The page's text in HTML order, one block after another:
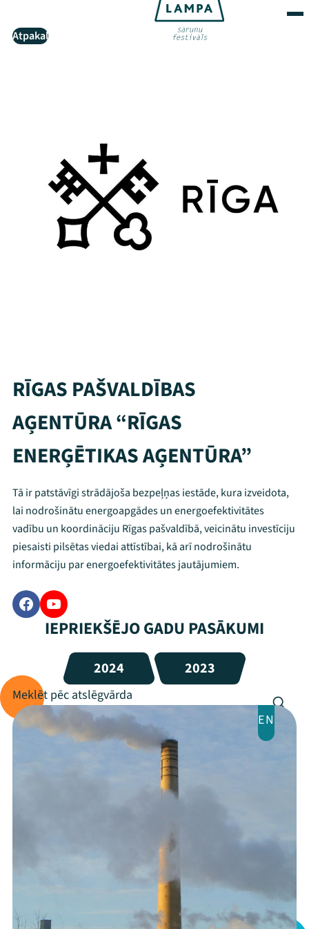
Atpakaļ
RĪGAS PAŠVALDĪBAS
AĢENTŪRA “RĪGAS
ENERĢĒTIKAS AĢENTŪRA”
Tā ir patstāvīgi strādājoša bezpeļņas iestāde, kura izveidota,
lai nodrošinātu energoapgādes un energoefektivitātes
vadību un koordināciju Rīgas pašvaldībā, veicinātu investīciju
piesaisti pilsētas viedai attīstībai, kā arī nodrošinātu
informāciju par energoefektivitātes jautājumiem.
IEPRIEKŠĒJO GADU PASĀKUMI
2024 2023
EN